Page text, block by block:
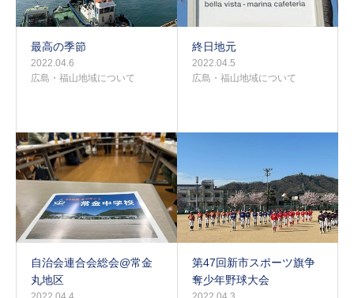
最高の季節
2022.04.6
広島・福山地域について
終日地元
2022.04.5
広島・福山地域について
自治会連合会総会@常金
丸地区
第47回新市スポーツ旗争
奪少年野球大会